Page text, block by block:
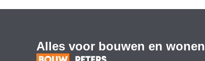
Alles voor bouwen en wonen